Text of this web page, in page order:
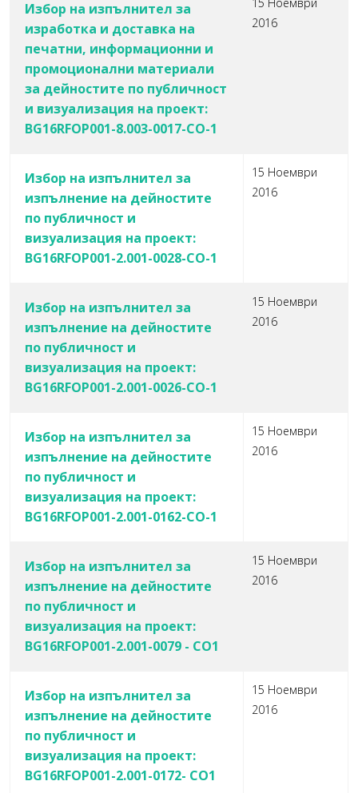
Избор на изпълнител за
изработка и доставка на
печатни, информационни и
промоционални материали
за дейностите по публичност
и визуализация на проект:
BG16RFOP001-8.003-0017-СО-1
2016
Избор на изпълнител за
изпълнение на дейностите
по публичност и
визуализация на проект:
BG16RFOP001-2.001-0028-СО-1
15 Ноември
2016
Избор на изпълнител за
изпълнение на дейностите
по публичност и
визуализация на проект:
BG16RFOP001-2.001-0026-СО-1
15 Ноември
2016
Избор на изпълнител за
изпълнение на дейностите
по публичност и
визуализация на проект:
BG16RFOP001-2.001-0162-СО-1
15 Ноември
2016
Избор на изпълнител за
изпълнение на дейностите
по публичност и
визуализация на проект:
BG16RFOP001-2.001-0079 - СО1
15 Ноември
2016
Избор на изпълнител за
изпълнение на дейностите
по публичност и
визуализация на проект:
BG16RFOP001-2.001-0172- СО1
15 Ноември
2016